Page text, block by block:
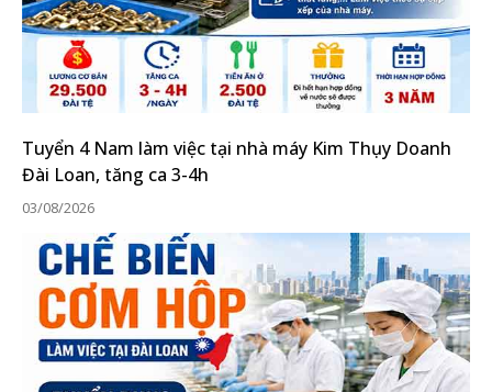
Tuyển 4 Nam làm việc tại nhà máy Kim Thụy Doanh
Đài Loan, tăng ca 3-4h
03/08/2026